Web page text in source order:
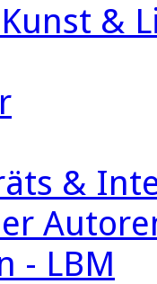
&
&
- LBM